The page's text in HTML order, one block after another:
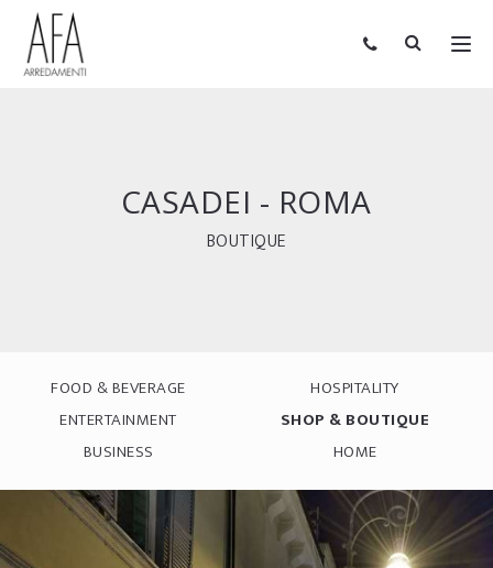
CASADEI - ROMA
BOUTIQUE
FOOD & BEVERAGE
HOSPITALITY
ENTERTAINMENT
SHOP & BOUTIQUE
BUSINESS
HOME